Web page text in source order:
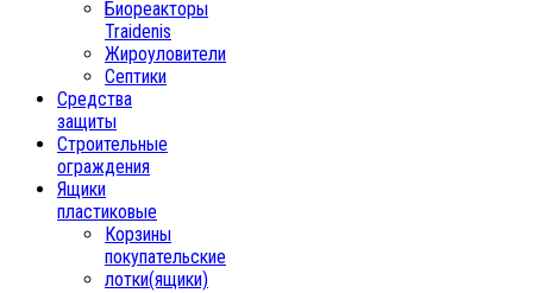
Биореакторы
Traidenis
Жироуловители
Септики
Средства
защиты
Строительные
ограждения
Ящики
пластиковые
Корзины
покупательские
лотки(ящики)